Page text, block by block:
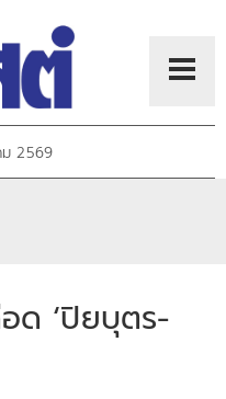
ม 2569
อด ‘ปิยบุตร-